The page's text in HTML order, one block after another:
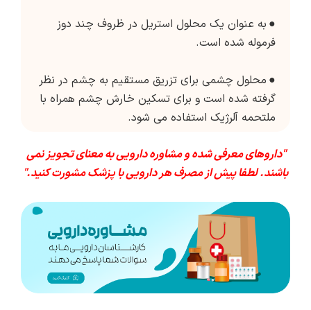
● به عنوان یک محلول استریل در ظروف چند دوز
فرموله شده است.
● محلول چشمی برای تزریق مستقیم به چشم در نظر
گرفته شده است و برای تسکین خارش چشم همراه با
ملتحمه آلرژیک استفاده می شود.
"داروهای معرفی شده و مشاوره دارویی به معنای تجویز نمی
باشند. لطفا پیش از مصرف هر دارویی با پزشک مشورت کنید."